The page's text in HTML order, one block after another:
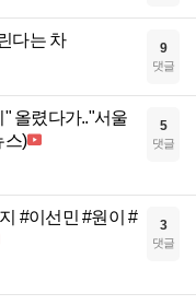
다는 차 9
댓글
올렸다가.."서울
스)
5
댓글
#이선민 #원이 #
3
댓글